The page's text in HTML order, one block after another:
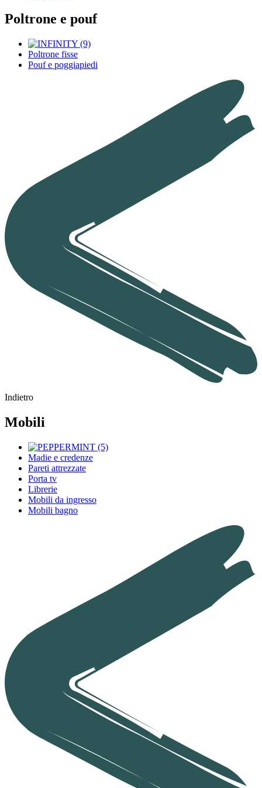
Poltrone e pouf
Poltrone fisse
Pouf e poggiapiedi
Indietro
Mobili
Madie e credenze
Pareti attrezzate
Porta tv
Librerie
Mobili da ingresso
Mobili bagno